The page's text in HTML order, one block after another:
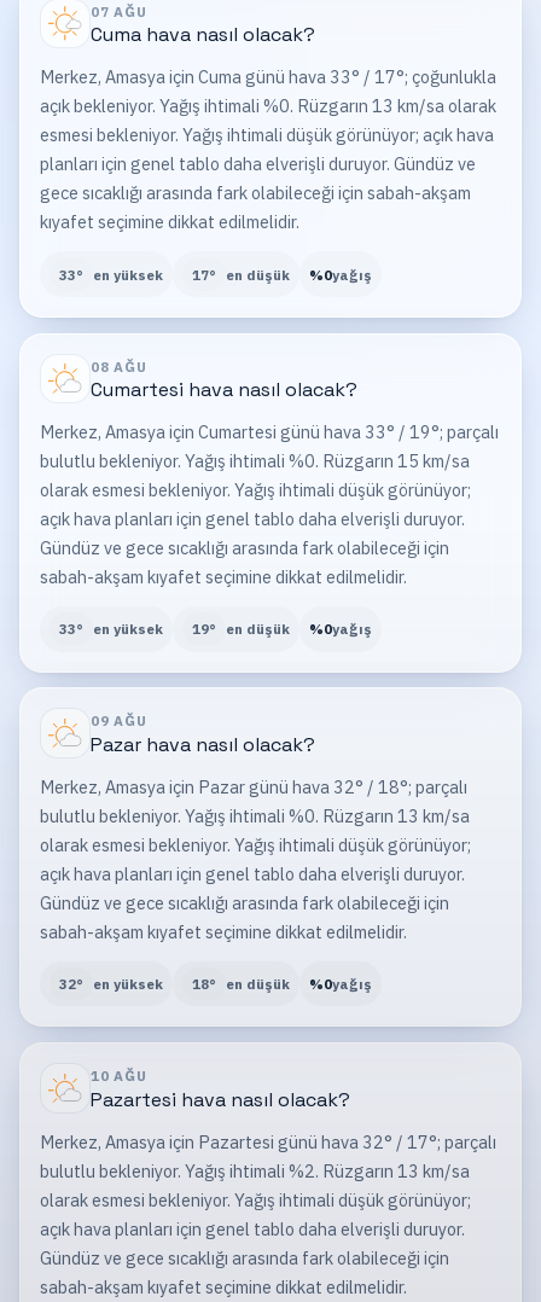
07 AĞU
Cumahava nasıl olacak?
Merkez, Amasya için Cuma günü hava 33° / 17°; çoğunlukla
açık bekleniyor. Yağış ihtimali %0. Rüzgarın 13 km/sa olarak
esmesi bekleniyor. Yağış ihtimali düşük görünüyor; açık hava
planları için genel tablo daha elverişli duruyor. Gündüz ve
gece sıcaklığı arasında fark olabileceği için sabah-akşam
kıyafet seçimine dikkat edilmelidir.
33° en yüksek 17° en düşük %0yağış
08 AĞU
Cumartesi hava nasıl olacak?
Merkez, Amasya için Cumartesi günü hava 33° / 19°; parçalı
bulutlu bekleniyor. Yağış ihtimali %0. Rüzgarın 15 km/sa
olarak esmesi bekleniyor. Yağış ihtimali düşük görünüyor;
açık hava planları için genel tablo daha elverişli duruyor.
Gündüz ve gece sıcaklığı arasında fark olabileceği için
sabah-akşam kıyafet seçimine dikkat edilmelidir.
33° en yüksek 19° en düşük %0yağış
09 AĞU
Pazarhava nasıl olacak?
Merkez, Amasya için Pazar günü hava 32° / 18°; parçalı
bulutlu bekleniyor. Yağış ihtimali %0. Rüzgarın 13 km/sa
olarak esmesi bekleniyor. Yağış ihtimali düşük görünüyor;
açık hava planları için genel tablo daha elverişli duruyor.
Gündüz ve gece sıcaklığı arasında fark olabileceği için
sabah-akşam kıyafet seçimine dikkat edilmelidir.
32° en yüksek 18° en düşük %0yağış
10 AĞU
Pazartesi hava nasıl olacak?
Merkez, Amasya için Pazartesi günü hava 32° / 17°; parçalı
bulutlu bekleniyor. Yağış ihtimali %2. Rüzgarın 13 km/sa
olarak esmesi bekleniyor. Yağış ihtimali düşük görünüyor;
açık hava planları için genel tablo daha elverişli duruyor.
Gündüz ve gece sıcaklığı arasında fark olabileceği için
sabah-akşam kıyafet seçimine dikkat edilmelidir.